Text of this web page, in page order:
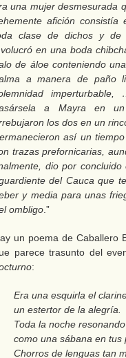
una mujer desmesurada
afición consistía
clase de dichos y de
en una boda
de áloe conteniendo
a manera de paño
a Mayra en un
los dos en un
así un
trazas prefornicarias,
dio por
del Cauca que
y media para unas
ombligo .”
un poema de Caballero
parece trasunto del
:
Era una esquirla el
un estertor de la alegría.
Toda la noche resonando
como una sábana en tus
Chorros de lenguas tan